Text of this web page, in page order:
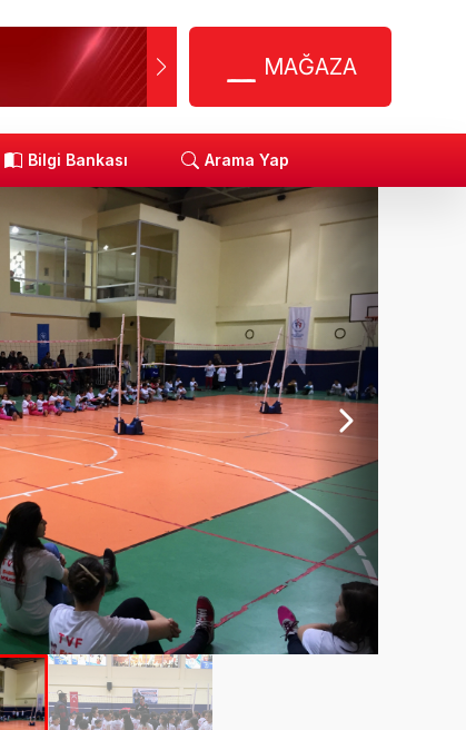
MAĞAZA
Bilgi Bankası Arama Yap